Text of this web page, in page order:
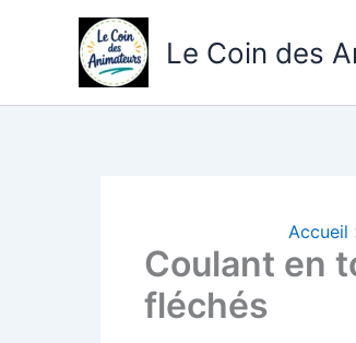
Le Coin des
Accueil
Coulant en
fléchés